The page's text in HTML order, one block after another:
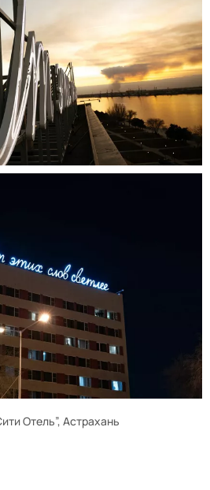
Отель”, Астрахань